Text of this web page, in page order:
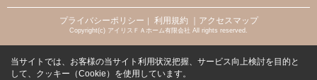
プライバシーポリシー ｜ 利用規約 ｜アクセスマップ
Copyright(c) アイリスＦＡホーム有限会社 All rights reserved.
当サイトでは、お客様の当サイト利用状況把握、サービス向上検討を目的と
して、クッキー（Cookie）を使用しています。